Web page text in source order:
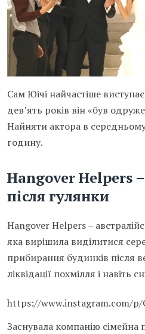
Сам Юічі найчастіше
дев’ять років він «був
Найняти актора в
годину.
Hangover Helpers
після гулянки
Hangover Helpers –
яка вирішила виділитися
прибирання будинків після
ліквідації похмілля і навіть
https://www.instagram.com/p/
Заснувала компанію сімейна